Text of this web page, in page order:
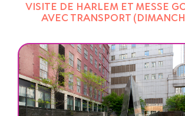
VISITE DE HARLEM ET MESSE
AVEC TRANSPORT